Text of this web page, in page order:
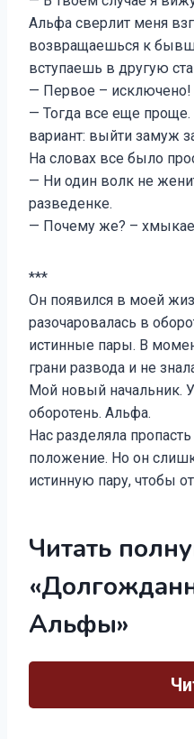
Альфа сверлит меня
возвращаешься к
вступаешь в другую
— Первое – исключено!
— Тогда все еще проще.
вариант: выйти замуж
На словах все было
— Ни один волк не
разведенке.
— Почему же? –
***
Он появился в моей
разочаровалась в
истинные пары. В
грани развода и не
Мой новый начальник.
оборотень. Альфа.
Нас разделяла
положение. Но он
истинную пару, чтобы
Читать
Альфы»